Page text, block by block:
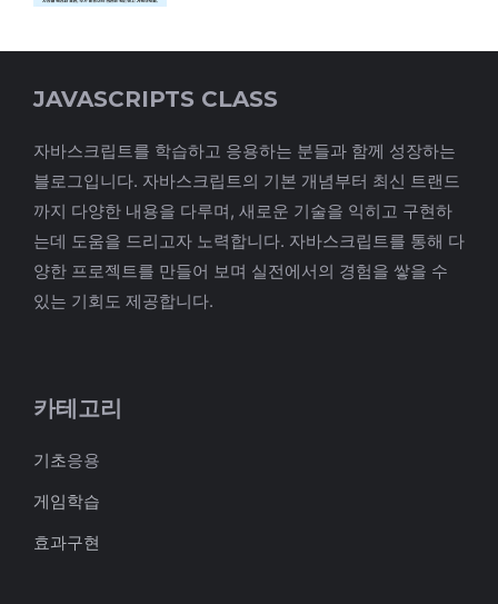
JAVASCRIPTS CLASS
자바스크립트를 학습하고 응용하는 분들과 함께 성장하는
블로그입니다. 자바스크립트의 기본 개념부터 최신 트랜드
까지 다양한 내용을 다루며, 새로운 기술을 익히고 구현하
는데 도움을 드리고자 노력합니다. 자바스크립트를 통해 다
양한 프로젝트를 만들어 보며 실전에서의 경험을 쌓을 수
있는 기회도 제공합니다.
카테고리
기초응용
게임학습
효과구현